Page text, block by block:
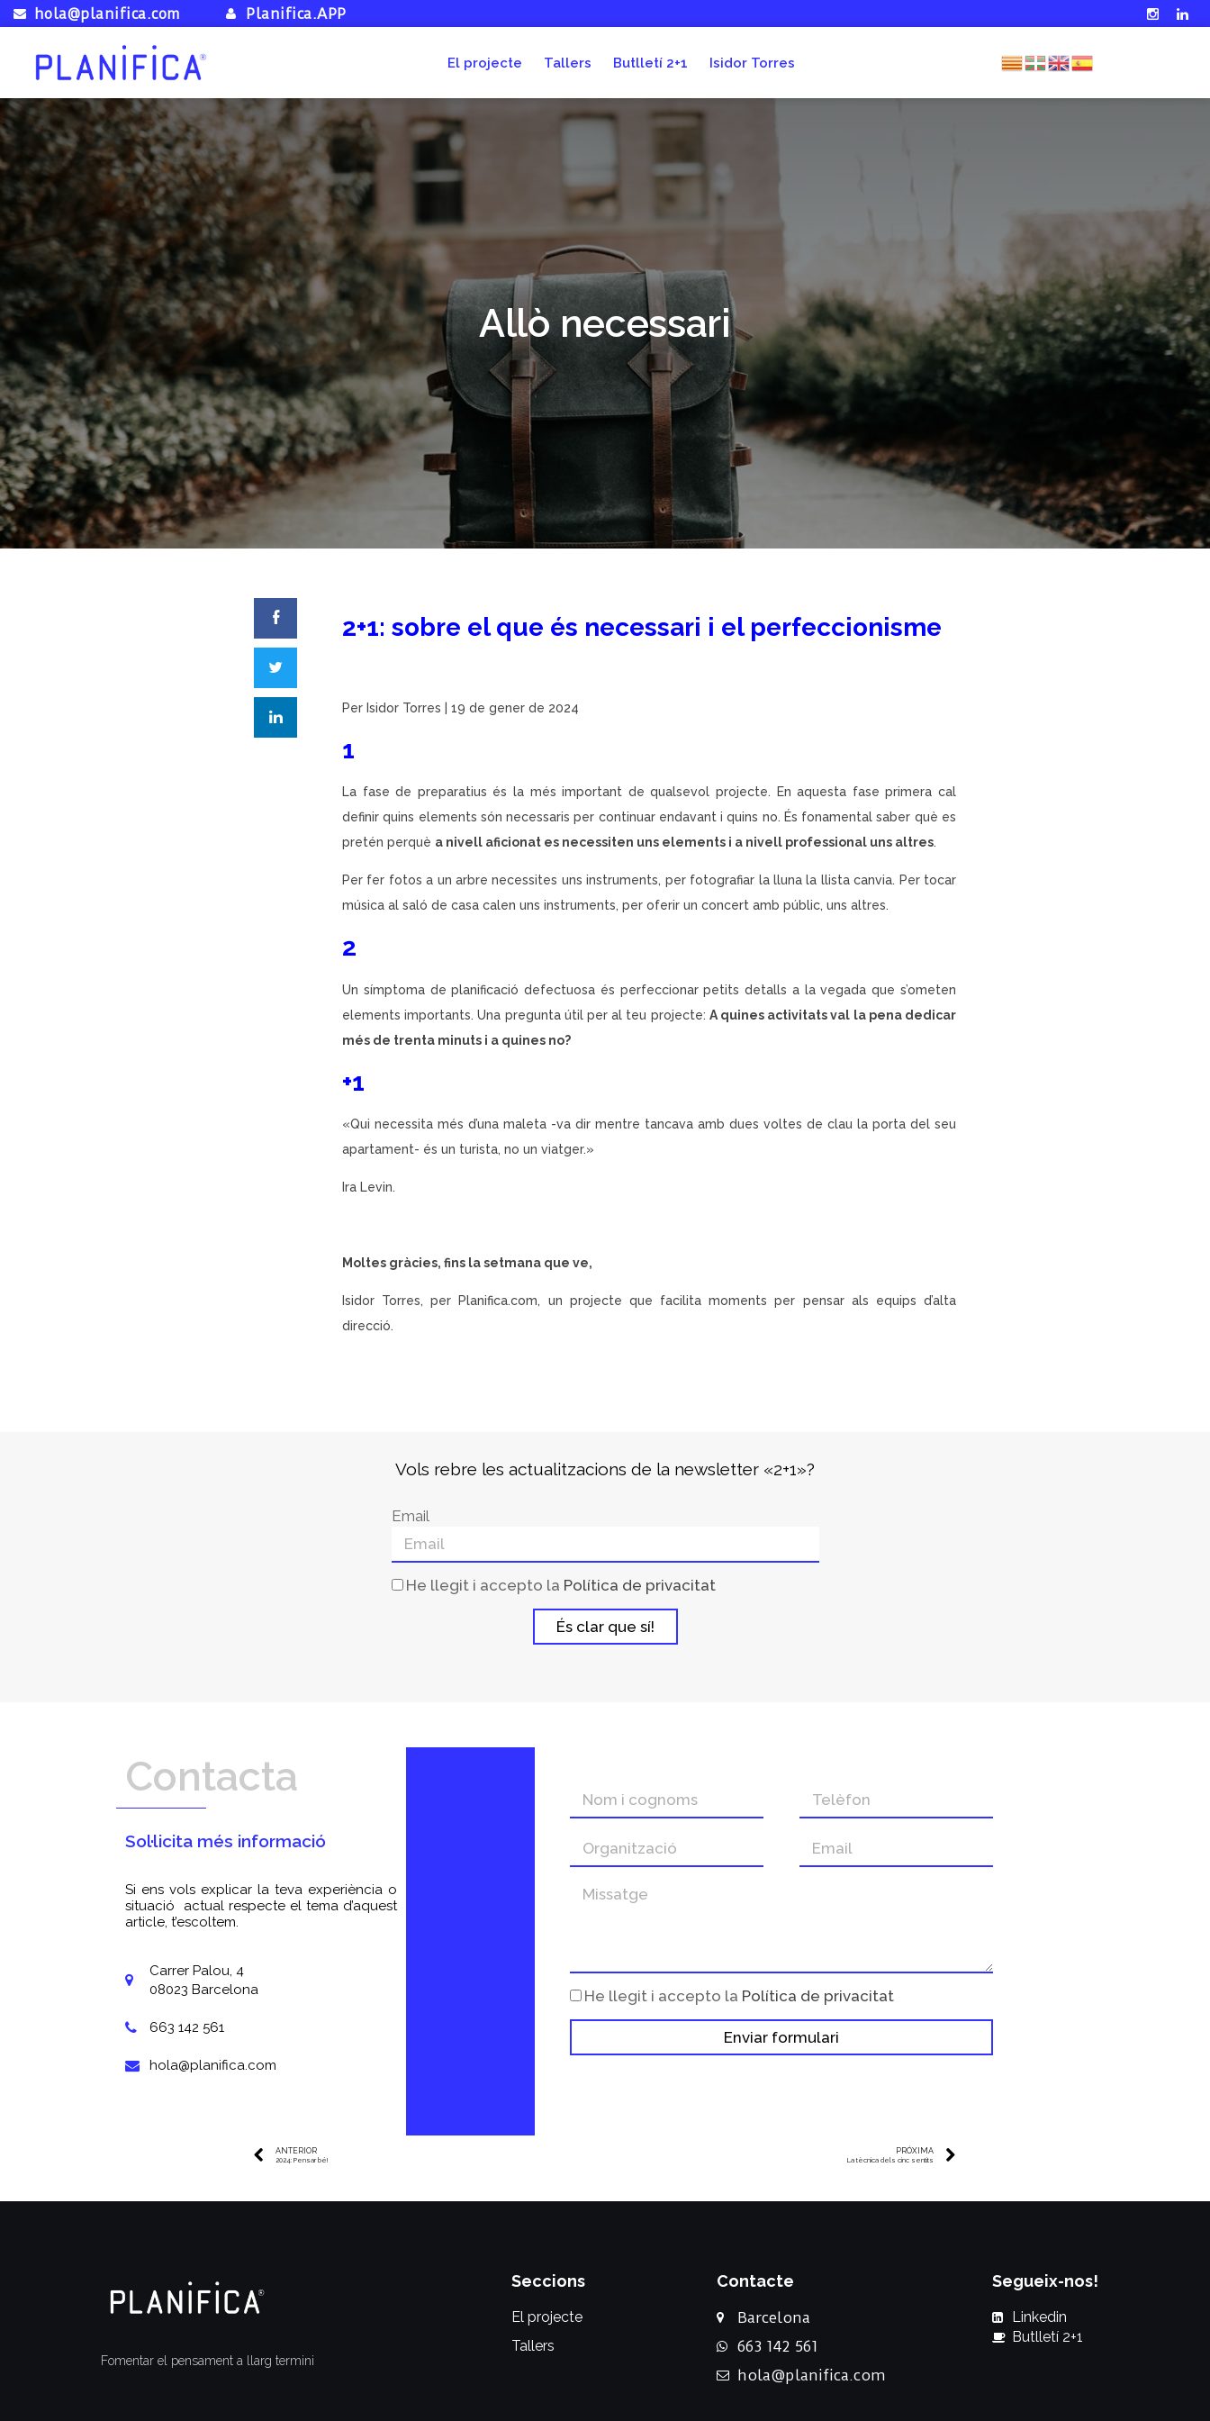
hola@planifica.com Planifica.APP
El projecte Tallers Butlletí 2+1 Isidor Torres
Allò necessari
2+1: sobre el que és necessari i el perfeccionisme
Per Isidor Torres | 19 de gener de 2024
1
La fase de preparatius és la més important de qualsevol projecte. En aquesta fase primera cal
definir quins elements són necessaris per continuar endavant i quins no. És fonamental saber què es
pretén perquè a nivell aficionat es necessiten uns elements i a nivell professional uns altres.
Per fer fotos a un arbre necessites uns instruments, per fotografiar la lluna la llista canvia. Per tocar
música al saló de casa calen uns instruments, per oferir un concert amb públic, uns altres.
2
Un símptoma de planificació defectuosa és perfeccionar petits detalls a la vegada que s’ometen
elements importants. Una pregunta útil per al teu projecte: A quines activitats val la pena dedicar
més de trenta minuts i a quines no?
+1
«Qui necessita més d’una maleta -va dir mentre tancava amb dues voltes de clau la porta del seu
apartament- és un turista, no un viatger.»
Ira Levin.
Moltes gràcies, fins la setmana que ve,
Isidor Torres, per Planifica.com, un projecte que facilita moments per pensar als equips d’alta
direcció.
Vols rebre les actualitzacions de la newsletter «2+1»?
Email
He llegit i accepto la Política de privacitat
És clar que sí!
Contacta
Sol·licita més informació
Si ens vols explicar la teva experiència o
situació actual respecte el tema d’aquest
article, t’escoltem.
Carrer Palou, 4
08023 Barcelona
663 142 561
hola@planifica.com
He llegit i accepto la Política de privacitat
Enviar formulari
ANTERIOR
2024: Pensar bé!
PRÓXIMA
La tècnica dels cinc sentits
Fomentar el pensament a llarg termini
Seccions
El projecte
Tallers
Contacte
Barcelona
663 142 561
hola@planifica.com
Segueix-nos!
Linkedin
Butlletí 2+1